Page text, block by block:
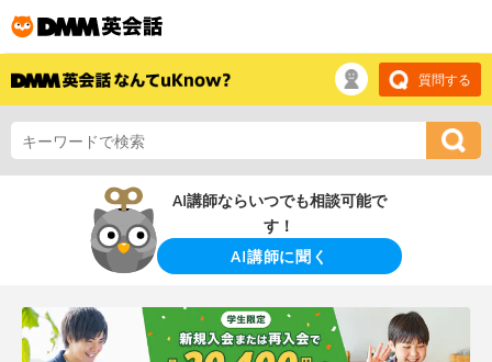
質問する
AI講師ならいつでも相談可能で
す！
AI講師に聞く